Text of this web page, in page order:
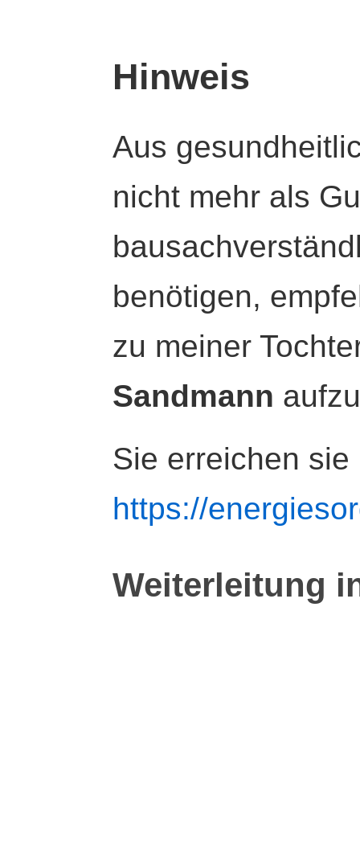
Hinweis
Aus
nicht mehr als
benötigen,
zu meiner
Sandmann
Sie erreichen sie
https://
Weiterleitung